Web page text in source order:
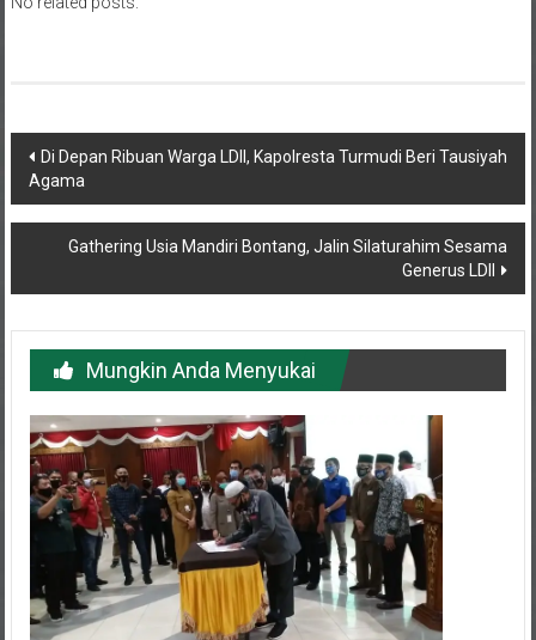
Navigasi
pos
Di Depan Ribuan Warga LDII, Kapolresta Turmudi Beri Tausiyah
Agama
Gathering Usia Mandiri Bontang, Jalin Silaturahim Sesama
Generus LDII
Mungkin Anda Menyukai